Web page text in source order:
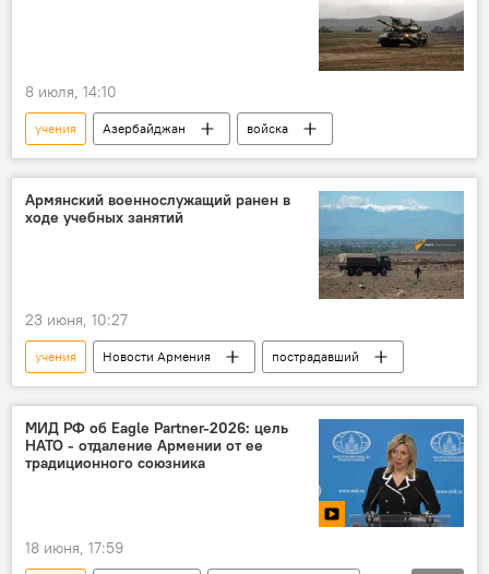
8 июля, 14:10
учения Азербайджан войска
Армянский военнослужащий ранен в
ходе учебных занятий
23 июня, 10:27
учения Новости Армения пострадавший
МИД РФ об Eagle Partner-2026: цель
НАТО - отдаление Армении от ее
традиционного союзника
18 июня, 17:59